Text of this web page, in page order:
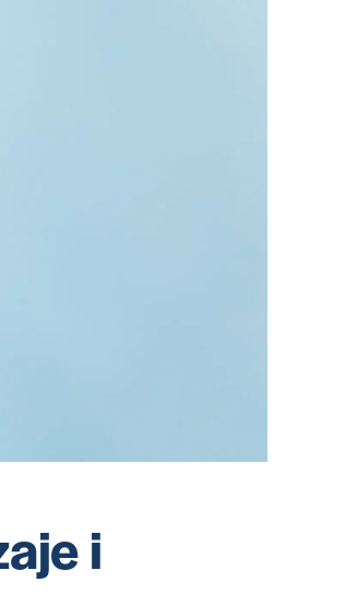
i